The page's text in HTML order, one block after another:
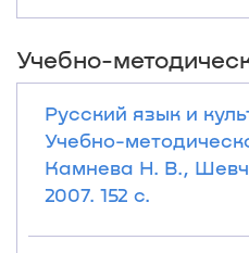
Учебно-
Русский язык и
Учебно-
Камнева Н. В.,
2007. 152 с.